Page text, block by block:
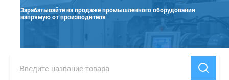
Зарабатывайте на продаже промышленного оборудования
напрямую от производителя